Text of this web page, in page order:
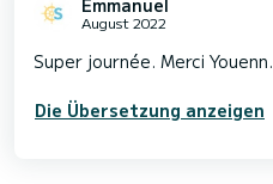
Emmanuel
August 2022
Super journée. Merci Youenn.
Die Übersetzung anzeigen